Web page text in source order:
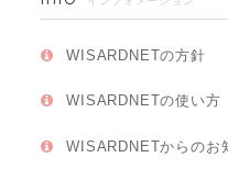
WISARDNETの方針
WISARDNETの使い方
WISARDNETからのお